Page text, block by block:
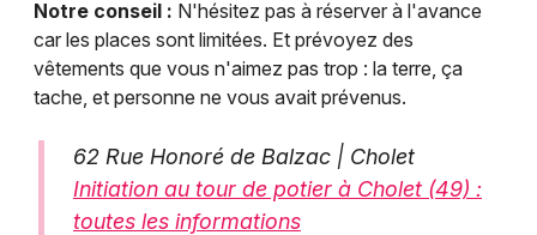
Notre conseil : N'hésitez pas à réserver à l'avance
car les places sont limitées. Et prévoyez des
vêtements que vous n'aimez pas trop : la terre, ça
tache, et personne ne vous avait prévenus.
62 Rue Honoré de Balzac | Cholet
Initiation au tour de potier à Cholet (49) :
toutes les informations